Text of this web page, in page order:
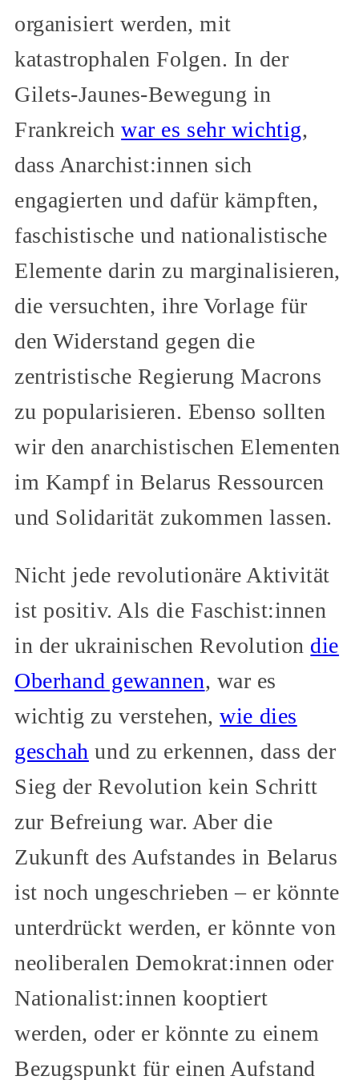
organisiert werden, mit
katastrophalen Folgen. In der
Gilets-Jaunes-Bewegung in
Frankreichwar es sehr wichtig,
dass Anarchist:innen sich
engagierten und dafür kämpften,
faschistische und nationalistische
Elemente darin zu marginalisieren,
die versuchten, ihre Vorlage für
den Widerstand gegen die
zentristische Regierung Macrons
zu popularisieren. Ebenso sollten
wir den anarchistischen Elementen
im Kampf in Belarus Ressourcen
und Solidarität zukommen lassen.
Nicht jede revolutionäre Aktivität
ist positiv. Als die Faschist:innen
in der ukrainischen Revolution die
Oberhand gewannen, war es
wichtig zu verstehen,wie dies
geschah und zu erkennen, dass der
Sieg der Revolution kein Schritt
zur Befreiung war. Aber die
Zukunft des Aufstandes in Belarus
ist noch ungeschrieben – er könnte
unterdrückt werden, er könnte von
neoliberalen Demokrat:innen oder
Nationalist:innen kooptiert
werden, oder er könnte zu einem
Bezugspunkt für einen Aufstand